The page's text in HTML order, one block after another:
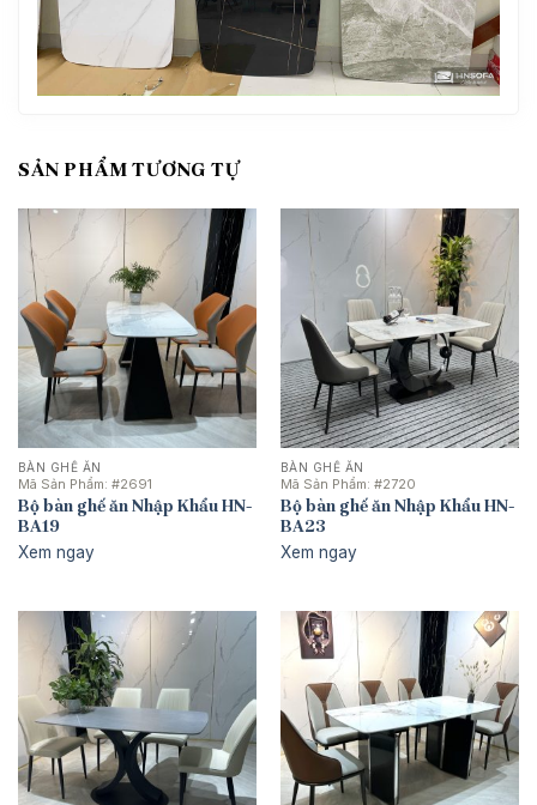
SẢN PHẨM TƯƠNG TỰ
BÀN GHẾ ĂN
Mã Sản Phẩm: #2691
Bộ bàn ghế ăn Nhập Khẩu HN-
BA19
Xem ngay
BÀN GHẾ ĂN
Mã Sản Phẩm: #2720
Bộ bàn ghế ăn Nhập Khẩu HN-
BA23
Xem ngay